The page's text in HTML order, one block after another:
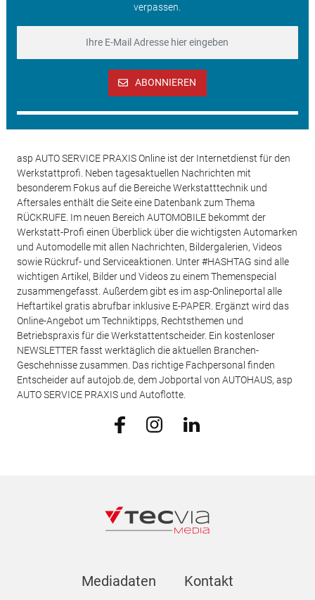
verpassen.
ABONNIEREN
asp AUTO SERVICE PRAXIS Online ist der Internetdienst für den
Werkstattprofi. Neben tagesaktuellen Nachrichten mit
besonderem Fokus auf die Bereiche Werkstatttechnik und
Aftersales enthält die Seite eine Datenbank zum Thema
RÜCKRUFE. Im neuen Bereich AUTOMOBILE bekommt der
Werkstatt-Profi einen Überblick über die wichtigsten Automarken
und Automodelle mit allen Nachrichten, Bildergalerien, Videos
sowie Rückruf- und Serviceaktionen. Unter #HASHTAG sind alle
wichtigen Artikel, Bilder und Videos zu einem Themenspecial
zusammengefasst. Außerdem gibt es im asp-Onlineportal alle
Heftartikel gratis abrufbar inklusive E-PAPER. Ergänzt wird das
Online-Angebot um Techniktipps, Rechtsthemen und
Betriebspraxis für die Werkstattentscheider. Ein kostenloser
NEWSLETTER fasst werktäglich die aktuellen Branchen-
Geschehnisse zusammen. Das richtige Fachpersonal finden
Entscheider auf autojob.de, dem Jobportal von AUTOHAUS, asp
AUTO SERVICE PRAXIS und Autoflotte.
Mediadaten Kontakt